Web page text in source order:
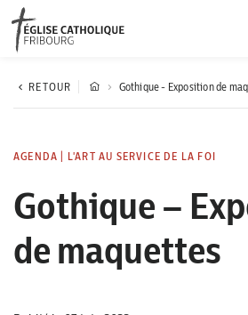
Région diocésaine
Agenda
Corporation cantonale
RETOUR Gothique - Exposition de
AGENDA L'ART AU SERVICE DE LA FOI
Gothique –
de maquettes